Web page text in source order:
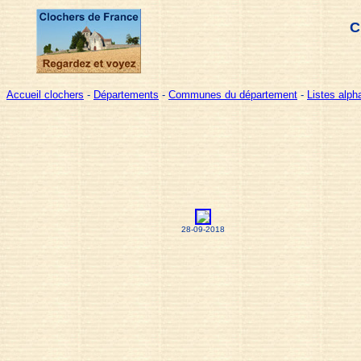
Accueil clochers - Départements - Communes du département - Listes
28-09-2018